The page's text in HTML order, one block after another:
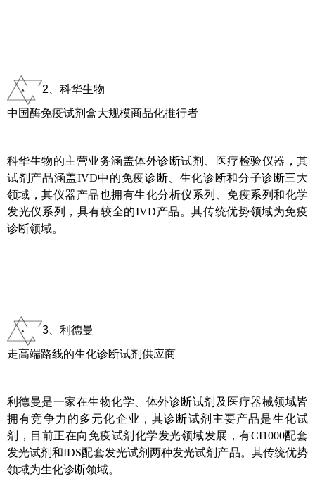
2、科华生物
中国酶免疫试剂盒大规模商品化推行者
科华生物的主营业务涵盖体外诊断试剂、医疗检验仪器，其
试剂产品涵盖IVD中的免疫诊断、生化诊断和分子诊断三大
领域，其仪器产品也拥有生化分析仪系列、免疫系列和化学
发光仪系列，具有较全的IVD产品。其传统优势领域为免疫
诊断领域。
3、利德曼
走高端路线的生化诊断试剂供应商
利德曼是一家在生物化学、体外诊断试剂及医疗器械领域皆
拥有竞争力的多元化企业，其诊断试剂主要产品是生化试
剂，目前正在向免疫试剂化学发光领域发展，有CI1000配套
发光试剂和IDS配套发光试剂两种发光试剂产品。其传统优势
领域为生化诊断领域。